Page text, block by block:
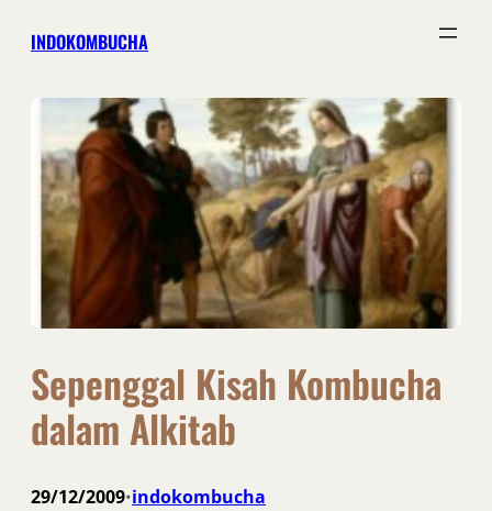
INDOKOMBUCHA
Sepenggal Kisah Kombucha
dalam Alkitab
29/12/2009•indokombucha